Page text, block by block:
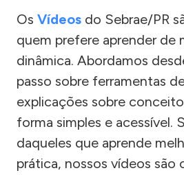
Os Vídeos do Sebrae/PR
quem prefere aprender de
dinâmica. Abordamos
passo sobre ferramentas
explicações sobre
forma simples e acessível.
daqueles que aprende
prática, nossos vídeos são